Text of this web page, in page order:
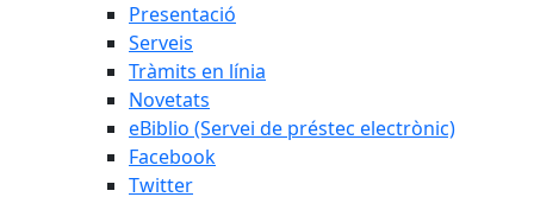
Presentació
Serveis
Tràmits en línia
Novetats
eBiblio (Servei de préstec electrònic)
Facebook
Twitter